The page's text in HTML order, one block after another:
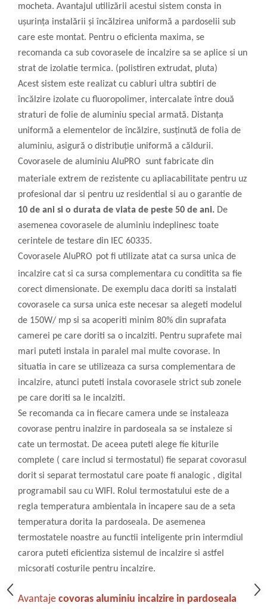
mocheta. Avantajul utilizării acestui sistem consta in
ușurința instalării și încălzirea uniformă a pardoselii sub
care este montat. Pentru o eficienta maxima, se
recomanda ca sub covorasele de incalzire sa se aplice si un
strat de izolatie termica. (polistiren extrudat, pluta)
Acest sistem este realizat cu cabluri ultra subtiri de
încălzire izolate cu fluoropolimer, intercalate între două
straturi de folie de aluminiu special armată. Distanța
uniformă a elementelor de încălzire, susținută de folia de
aluminiu, asigură o distribuție uniformă a căldurii.
Covorasele de aluminiu AluPRO sunt fabricate din
materiale extrem de rezistente cu apliacabilitate pentru uz
profesional dar si pentru uz residential si au o garantie de
10 de ani si o durata de viata de peste 50 de ani. De
asemenea covorasele de aluminiu indeplinesc toate
cerintele de testare din IEC 60335.
Covorasele AluPRO pot fi utilizate atat ca sursa unica de
incalzire cat si ca sursa complementara cu conditita sa fie
corect dimensionate. De exemplu daca doriti sa instalati
covorasele ca sursa unica este necesar sa alegeti modelul
de 150W/ mp si sa acoperiti minim 80% din suprafata
camerei pe care doriti sa o incalziti. Pentru suprafete mai
mari puteti instala in paralel mai multe covorase. In
situatia in care se utilizeaza ca sursa complementara de
incalzire, atunci puteti instala covorasele strict sub zonele
pe care doriti sa le incalziti.
Se recomanda ca in fiecare camera unde se instaleaza
covorase pentru inalzire in pardoseala sa se instaleze si
cate un termostat. De aceea puteti alege fie kiturile
complete ( care includ si termostatul) fie separat covorasul
dorit si separat termostatul care poate fi analogic , digital
programabil sau cu WIFI. Rolul termostatului este de a
regla temperatura ambientala in incapere sau de a seta
temperatura dorita la pardoseala. De asemenea
termostatele noastre au functii inteligente prin intermdiul
carora puteti eficientiza sistemul de incalzire si astfel
micsorati costurile pentru incalzire.
Avantaje covoras aluminiu incalzire in pardoseala